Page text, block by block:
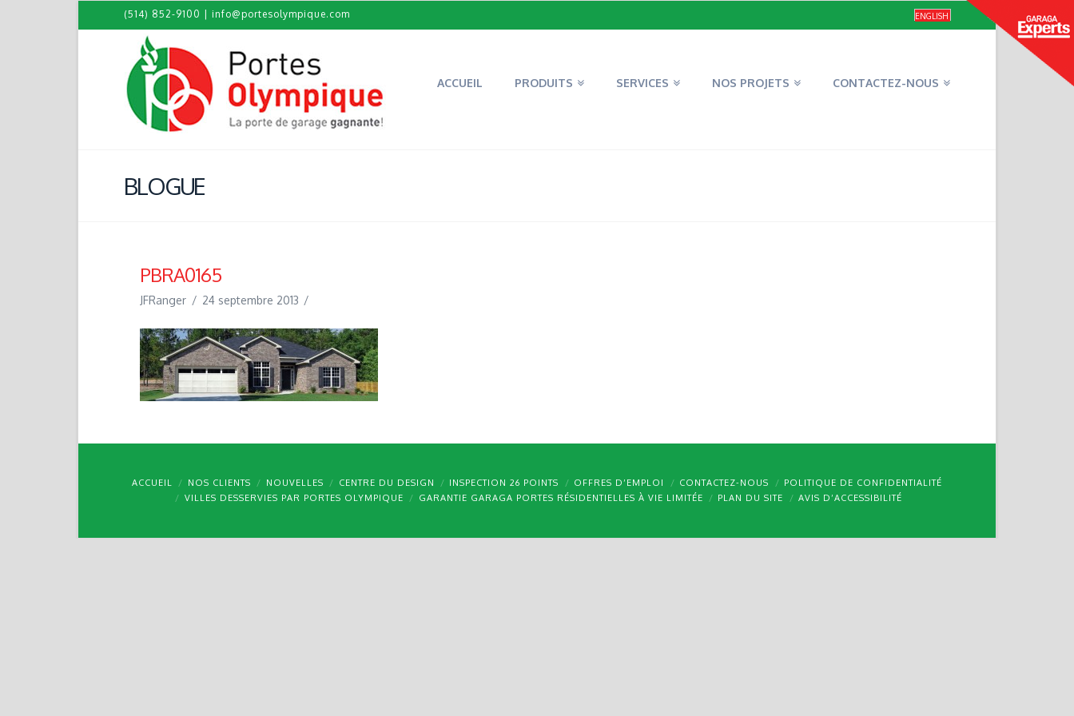
(514) 852-9100 info@portesolympique.com ENGLISH
ACCUEIL PRODUITS SERVICES NOS PROJETS CONTACTEZ-NOUS
BLOGUE
PBRA0165
JFRanger 24 septembre 2013
ACCUEIL NOS CLIENTS NOUVELLES CENTRE DU DESIGN INSPECTION 26 POINTS OFFRES D’EMPLOI CONTACTEZ-NOUS
POLITIQUE DE CONFIDENTIALITÉ
VILLES DESSERVIES PAR PORTES OLYMPIQUE
GARANTIE GARAGA PORTES RÉSIDENTIELLES À VIE LIMITÉE PLAN DU SITE AVIS D’ACCESSIBILITÉ